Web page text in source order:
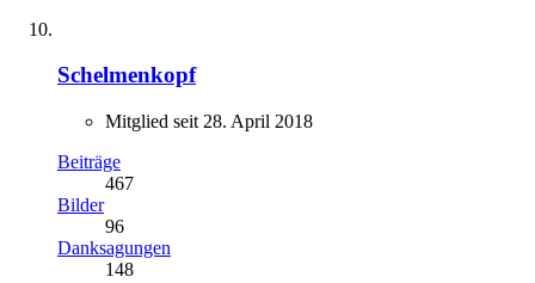
Schelmenkopf
Mitglied seit 28. April 2018
Beiträge
467
Bilder
96
Danksagungen
148